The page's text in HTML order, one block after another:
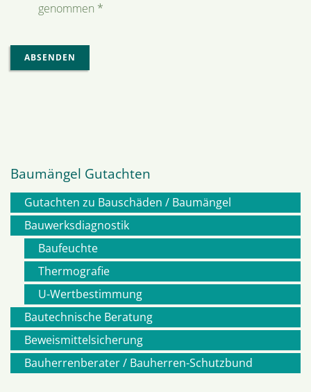
genommen *
ABSENDEN
Baumängel Gutachten
Navigation
überspringen
Gutachten zu Bauschäden / Baumängel
Bauwerksdiagnostik
Baufeuchte
Thermografie
U-Wertbestimmung
Bautechnische Beratung
Beweismittelsicherung
Bauherrenberater / Bauherren-Schutzbund